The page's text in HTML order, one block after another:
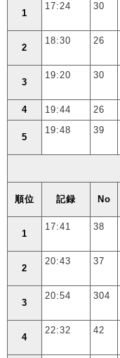
1
17:24 30
2
18:30 26
3
19:20 30
4
19:44 26
5
19:48 39
順位 記録 No
1
17:41 38
2
20:43 37
3
20:54 304
4
22:32 42